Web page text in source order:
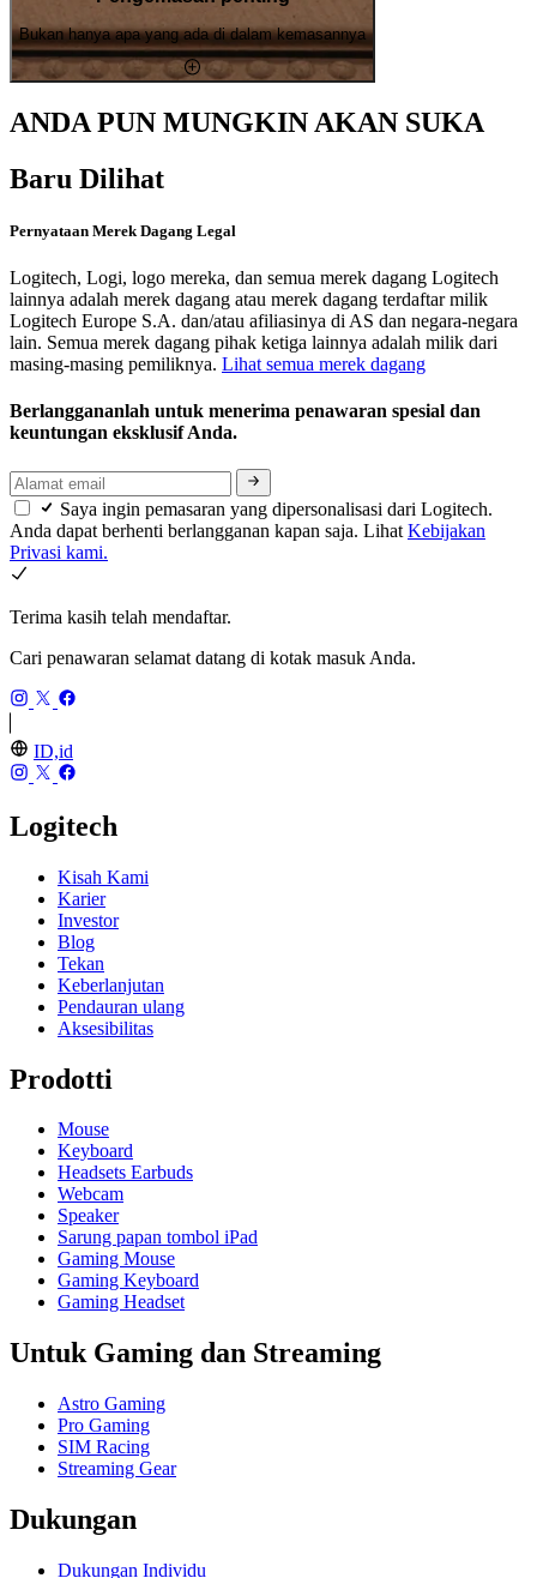
Bukan hanya apa yang ada di dalam kemasannya
ANDA PUN MUNGKIN AKAN SUKA
Baru Dilihat
Pernyataan Merek Dagang Legal
Logitech, Logi, logo mereka, dan semua merek dagang Logitech
lainnya adalah merek dagang atau merek dagang terdaftar milik
Logitech Europe S.A. dan/atau afiliasinya di AS dan negara-negara
lain. Semua merek dagang pihak ketiga lainnya adalah milik dari
masing-masing pemiliknya. Lihat semua merek dagang
Berlanggananlah untuk menerima penawaran spesial dan
keuntungan eksklusif Anda.
Saya ingin pemasaran yang dipersonalisasi dari Logitech.
Anda dapat berhenti berlangganan kapan saja. Lihat Kebijakan
Privasi kami.
Terima kasih telah mendaftar.
Cari penawaran selamat datang di kotak masuk Anda.
ID,id
Logitech
Kisah Kami
Karier
Investor
Blog
Tekan
Keberlanjutan
Pendauran ulang
Aksesibilitas
Prodotti
Mouse
Keyboard
Headsets Earbuds
Webcam
Speaker
Sarung papan tombol iPad
Gaming Mouse
Gaming Keyboard
Gaming Headset
Untuk Gaming dan Streaming
Astro Gaming
Pro Gaming
SIM Racing
Streaming Gear
Dukungan
Dukungan Individu